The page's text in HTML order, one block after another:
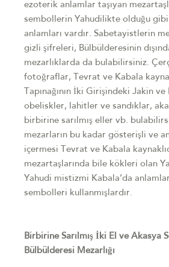
ezoterik anlamlar taşıyan
sembollerin Yahudilikte olduğu
anlamları vardır. Sabetayistlerin
gizli şifreleri, Bülbülderesinin
mezarlıklarda da bulabilirsiniz.
fotoğraflar, Tevrat ve Kabala
Tapınağının İki Girişindeki Jakin ve
obeliskler, lahitler ve sandıklar,
birbirine sarılmış eller vb.
mezarların bu kadar gösterişli ve
içermesi Tevrat ve Kabala
mezartaşlarında bile kökleri olan
Yahudi mistizmi Kabala’da
sembolleri kullanmışlardır.
Birbirine Sarılmış İki El ve Akasya
Bülbülderesi Mezarlığı